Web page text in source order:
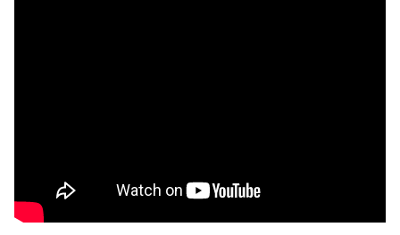
товар из корзины?